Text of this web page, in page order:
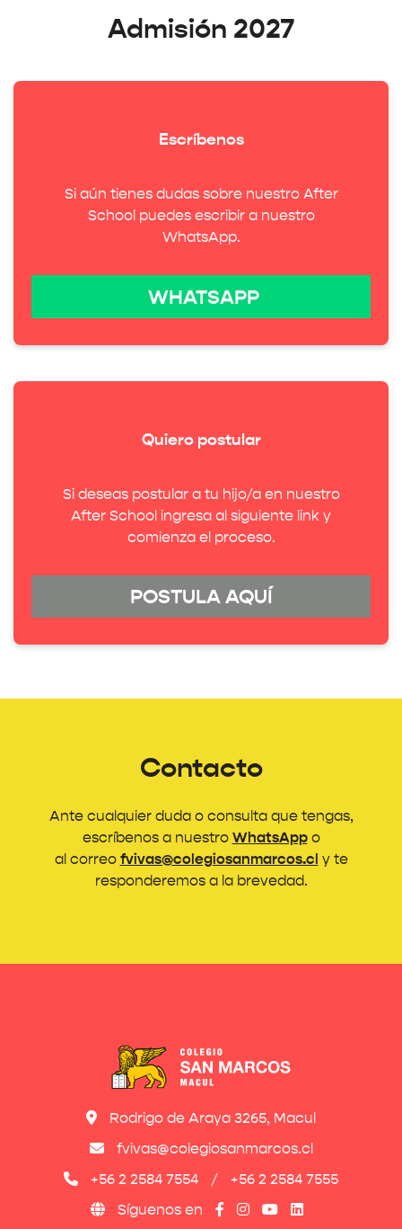
Admisión 2027
Escríbenos
Si aún tienes dudas sobre nuestro After
School puedes escribir a nuestro
WhatsApp.
WHATSAPP
Quiero postular
Si deseas postular a tu hijo/a en nuestro
After School ingresa al siguiente link y
comienza el proceso.
POSTULA AQUÍ
Contacto
Ante cualquier duda o consulta que tengas,
escríbenos a nuestro WhatsAppo
al correo fvivas@colegiosanmarcos.cl y te
responderemos a la brevedad.
Rodrigo de Araya 3265, Macul
fvivas@colegiosanmarcos.cl
+56 2 2584 7554
/
+56 2 2584 7555
Síguenos en